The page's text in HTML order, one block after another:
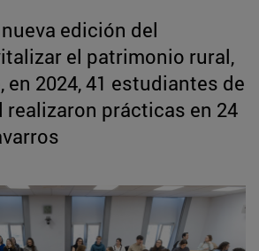
edición del
el patrimonio rural,
en 2024, 41 estudiantes de
realizaron prácticas en 24